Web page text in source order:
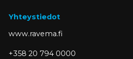
Yhteystiedot
www.ravema.fi
+358 20 794 0000